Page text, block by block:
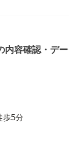
内容確認・デ
歩5分